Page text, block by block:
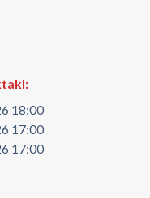
18:00
17:00
17:00